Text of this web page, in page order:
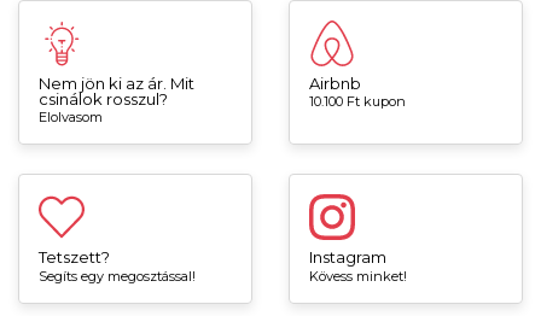
Nem jön ki az ár. Mit
csinálok rosszul?
Elolvasom
Airbnb
10.100 Ft kupon
Tetszett?
Segíts egy megosztással!
Instagram
Kövess minket!